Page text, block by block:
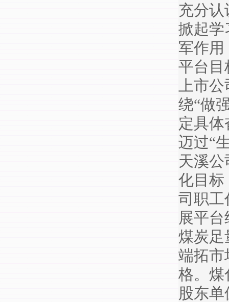
充分
掀起学
军作用
平台目
上市
绕“做
定具
迈过“
天溪
化目标
司职工
展平
煤炭足
端拓市
格。煤
股东